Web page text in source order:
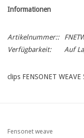
Informationen
Artikelnummer::
Verfügbarkeit:
Auf
clips FENSONET
Fensonet weave